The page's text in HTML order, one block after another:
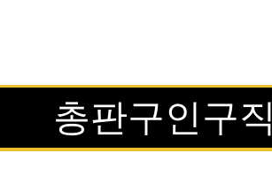
총판구인구직